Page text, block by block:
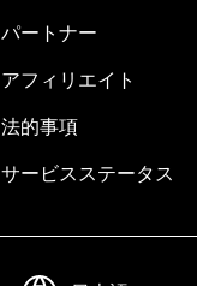
パートナー
アフィリエイト
法的事項
サービスステータス